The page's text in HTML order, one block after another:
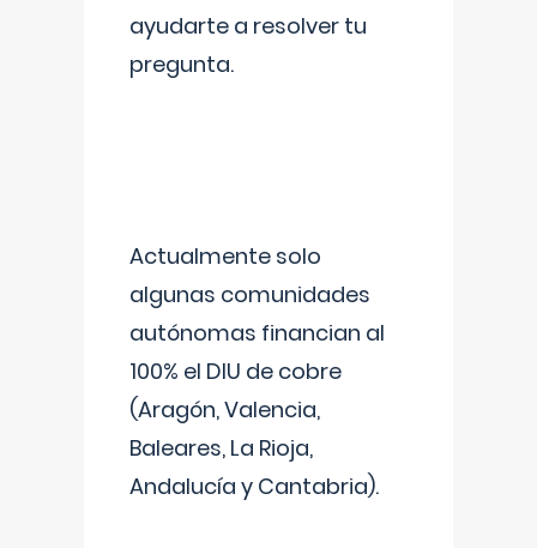
ayudarte a resolver tu
pregunta.
Actualmente solo
algunas comunidades
autónomas financian al
100% el DIU de cobre
(Aragón, Valencia,
Baleares, La Rioja,
Andalucía y Cantabria).